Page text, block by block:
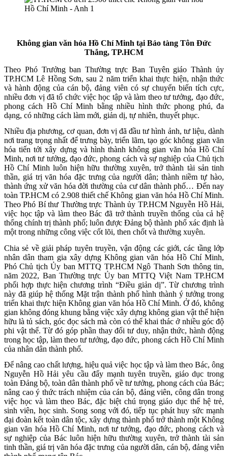
Không gian văn hóa Hồ Chí Minh tại Bảo tàng Tôn Đức
Thắng, TP.HCM
Theo Phó Trưởng ban Thường trực Ban Tuyên giáo Thành ủy
TP.HCM Lê Hồng Sơn, sau 2 năm triển khai thực hiện, nhận thức
và hành động của cán bộ, đảng viên có sự chuyển biến tích cực,
nhiều đơn vị đã tổ chức việc học tập và làm theo tư tưởng, đạo đức,
phong cách Hồ Chí Minh bằng nhiều hình thức phong phú, đa
dạng, có những cách làm mới, giản dị, tự nhiên, thuyết phục.
Nhiều địa phương, cơ quan, đơn vị đã đầu tư hình ảnh, tư liệu, dành
nơi trang trọng nhất để trưng bày, triển lãm, tạo góc không gian văn
hóa tiến tới xây dựng và hình thành không gian văn hóa Hồ Chí
Minh, nơi tư tưởng, đạo đức, phong cách và sự nghiệp của Chủ tịch
Hồ Chí Minh luôn hiện hữu thường xuyên, trở thành tài sản tinh
thần, giá trị văn hóa đặc trưng của người dân; thành niềm tự hào,
thành ứng xử văn hóa đời thường của cư dân thành phố… Đến nay
toàn TP.HCM có 2.908 thiết chế Không gian văn hóa Hồ Chí Minh.
Theo Phó Bí thư Thường trực Thành ủy TP.HCM Nguyễn Hồ Hải,
việc học tập và làm theo Bác đã trở thành truyền thống của cả hệ
thống chính trị thành phố; luôn được Đảng bộ thành phố xác định là
một trong những công việc cốt lõi, then chốt và thường xuyên.
Chia sẻ về giải pháp tuyên truyền, vận động các giới, các tầng lớp
nhân dân tham gia xây dựng Không gian văn hóa Hồ Chí Minh,
Phó Chủ tịch Ủy ban MTTQ TP.HCM Ngô Thanh Sơn thông tin,
năm 2022, Ban Thường trực Ủy ban MTTQ Việt Nam TP.HCM
phối hợp thực hiện chương trình “Điều giản dị”. Từ chương trình
này đã giúp hệ thống Mặt trận thành phố hình thành ý tưởng trong
triển khai thực hiện Không gian văn hóa Hồ Chí Minh. Ở đó, không
gian không đóng khung bằng việc xây dựng không gian vật thể hiện
hữu là tủ sách, góc đọc sách mà còn có thể khai thác ở nhiều góc độ
phi vật thể. Từ đó góp phần thay đổi tư duy, nhận thức, hành động
trong học tập, làm theo tư tưởng, đạo đức, phong cách Hồ Chí Minh
của nhân dân thành phố.
Để nâng cao chất lượng, hiệu quả việc học tập và làm theo Bác, ông
Nguyễn Hồ Hải yêu cầu đẩy mạnh tuyên truyền, giáo dục trong
toàn Đảng bộ, toàn dân thành phố về tư tưởng, phong cách của Bác;
nâng cao ý thức trách nhiệm của cán bộ, đảng viên, công dân trong
việc học và làm theo Bác, đặc biệt chú trọng giáo dục thế hệ trẻ,
sinh viên, học sinh. Song song với đó, tiếp tục phát huy sức mạnh
đại đoàn kết toàn dân tộc, xây dựng thành phố trở thành một Không
gian văn hóa Hồ Chí Minh, nơi tư tưởng, đạo đức, phong cách và
sự nghiệp của Bác luôn hiện hữu thường xuyên, trở thành tài sản
tinh thần, giá trị văn hóa đặc trưng của người dân, cán bộ, đảng viên